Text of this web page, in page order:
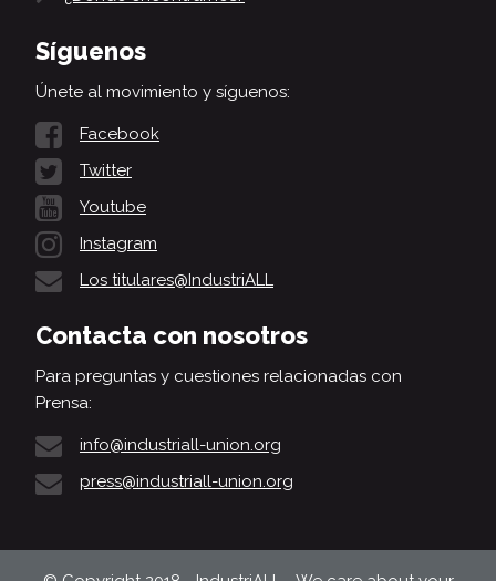
Síguenos
Únete al movimiento y síguenos:
Facebook
Twitter
Youtube
Instagram
Los titulares@IndustriALL
Contacta con nosotros
Para preguntas y cuestiones relacionadas con
Prensa:
info@industriall-union.org
press@industriall-union.org